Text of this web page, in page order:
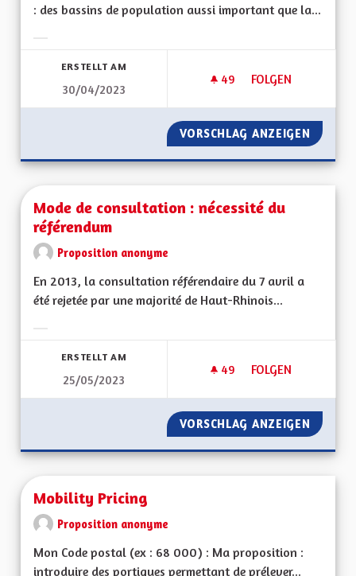
: des bassins de population aussi important que la...
ERSTELLT AM
30/04/2023
49 49 FOLLOWER
FOLGEN
MODÈLE INTÉGRÉ
VORSCHLAG ANZEIGEN
Mode de consultation : nécessité du
référendum
Proposition anonyme
En 2013, la consultation référendaire du 7 avril a
été rejetée par une majorité de Haut-Rhinois...
ERSTELLT AM
25/05/2023
49 49 FOLLOWER
FOLGEN
MODE DE
VORSCHLAG ANZEIGEN MODE
Mobility Pricing
Proposition anonyme
Mon Code postal (ex : 68 000) : Ma proposition :
introduire des portiques permettant de prélever...